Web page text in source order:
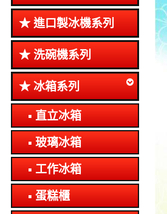
進口製冰機系列
洗碗機系列
冰箱系列
直立冰箱
玻璃冰箱
工作冰箱
蛋糕櫃